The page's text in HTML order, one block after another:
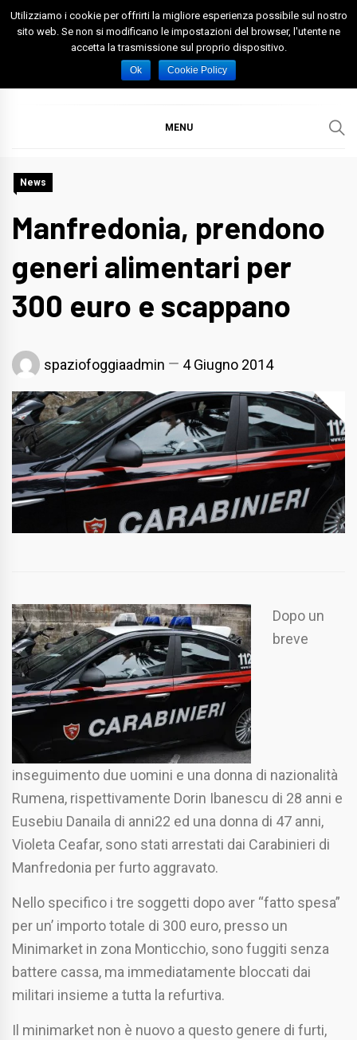
Skip
Spazio Foggia
Foggia News Calcio Eventi e Attività nella Capitanata
MENU
News
Manfredonia, prendono
generi alimentari per
300 euro e scappano
spaziofoggiaadmin 4 Giugno 2014
Dopo un
breve
inseguimento due uomini e una donna di nazionalità
Rumena, rispettivamente Dorin Ibanescu di 28 anni e
Eusebiu Danaila di anni22 ed una donna di 47 anni,
Violeta Ceafar, sono stati arrestati dai Carabinieri di
Manfredonia per furto aggravato.
Nello specifico i tre soggetti dopo aver “fatto spesa”
per un’ importo totale di 300 euro, presso un
Minimarket in zona Monticchio, sono fuggiti senza
battere cassa, ma immediatamente bloccati dai
militari insieme a tutta la refurtiva.
Il minimarket non è nuovo a questo genere di furti,
Utilizziamo i cookie per offrirti la migliore esperienza possibile sul nostro
sito web. Se non si modificano le impostazioni del browser, l'utente ne
accetta la trasmissione sul proprio dispositivo.
Ok Cookie Policy